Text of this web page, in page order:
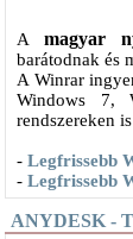
A magyar
barátodnak és
A Winrar
Windows 7,
rendszereken
-Legfrissebb
-Legfrissebb
ANYDESK -